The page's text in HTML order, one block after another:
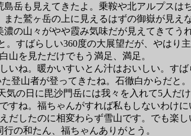
岳も見えてきたよ。乗鞍や北アルプスは
た鷲ヶ岳の上に見えるはずの御嶽が見え
濃の山々がやや霞み気味だが見えてきてうれ
。すばらしい360度の大展望だが、やはり
白山を見ただけでもう満足、満足。
いね。暖かいすいとん汁はおいしい。すば
登山者が登ってきたね。石徹白からだと
気の日に毘沙門岳には我々を入れて5 人だ
すね。福ちゃんがすれば私もしないわけに
だしたのに相変わらず雪山です。でも楽し
行の和たん、福ちゃんありがとう。